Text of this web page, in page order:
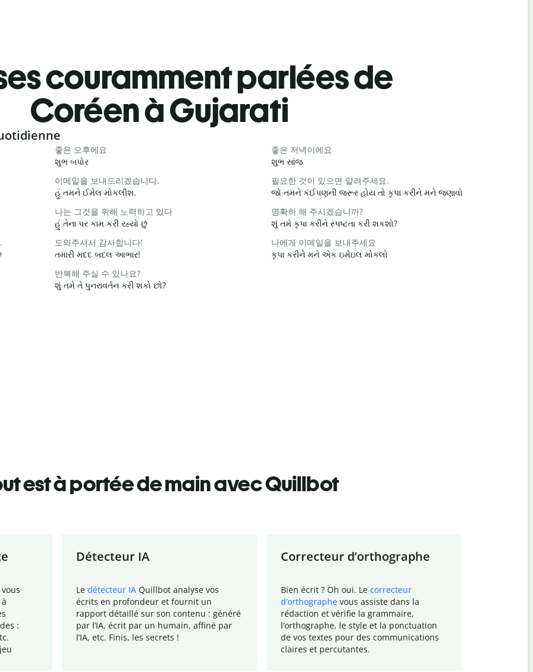
couramment parlées de
Coréen à Gujarati
좋은 오후에요
શુભ બપોર
좋은 저녁이에요
શુભ સાંજ
이메일을 보내드리겠습니다.
હું તમને ઈમેલ મોકલીશ.
필요한 것이 있으면 알려주세요.
જો તમને કંઈપણની જરૂર હોય તો કૃપા કરીને મને જણાવો
나는 그것을 위해 노력하고 있다
હું તેના પર કામ કરી રહ્યો છું
명확히 해 주시겠습니까?
શું તમે કૃપા કરીને સ્પષ્ટતા કરી શકશો?
도와주셔서 감사합니다!
તમારી મદદ બદલ આભાર!
나에게 이메일을 보내주세요
કૃપા કરીને મને એક ઇમેઇલ મોકલો
반복해 주실 수 있나요?
શું તમે તે પુનરાવર્તન કરી શકો છો?
est à portée de main avec Quillbot
:
Détecteur IA
Le détecteur IA Quillbot analyse vos
écrits en profondeur et fournit un
rapport détaillé sur son contenu : généré
par l’IA, écrit par un humain, affiné par
l’IA, etc. Finis, les secrets !
Correcteur d’orthographe
Bien écrit ? Oh oui. Le correcteur
d’orthographe vous assiste dans la
rédaction et vérifie la grammaire,
l’orthographe, le style et la ponctuation
de vos textes pour des communications
claires et percutantes.